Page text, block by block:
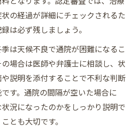
の経過が詳細にチェックされるた
は必ず残しましょう。
は天候不良で通院が困難になるこ
場合は医師や弁護士に相談し、状
説明を添付することで不利な判断
す。通院の間隔が空いた場合に
況になったのかをしっかり説明で
とも大切です。